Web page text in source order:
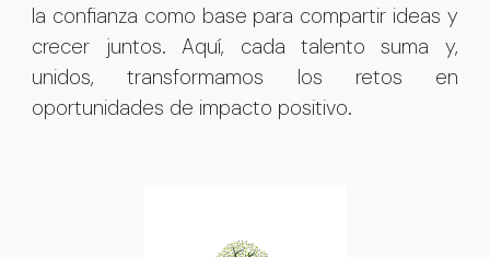
la confianza como base para compartir ideas y
crecer juntos. Aquí, cada talento suma y,
unidos, transformamos los retos en
oportunidades de impacto positivo.